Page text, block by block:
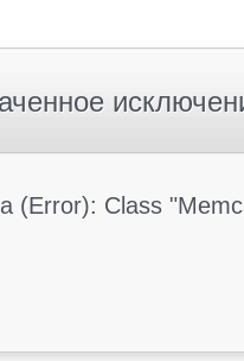
(Error): Class